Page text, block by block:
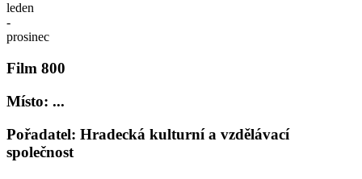
leden
-
prosinec
Film 800
Místo: ...
Pořadatel: Hradecká kulturní a vzdělávací
společnost